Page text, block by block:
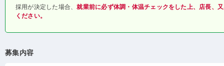
採用が決定した場合、就業前に必ず体調・体温チェックをした上、店長、
ください。
募集内容